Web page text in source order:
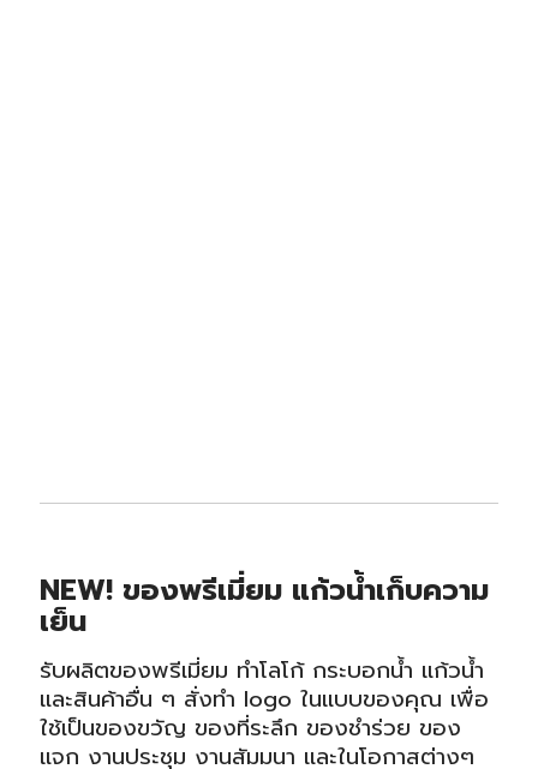
NEW! ของพรีเมี่ยม แก้วน้ำเก็บความ
เย็น
รับผลิตของพรีเมี่ยม ทำโลโก้ กระบอกน้ำ แก้วน้ำ
และสินค้าอื่น ๆ สั่งทำ logo ในแบบของคุณ เพื่อ
ใช้เป็นของขวัญ ของที่ระลึก ของชำร่วย ของ
แจก งานประชุม งานสัมมนา และในโอกาสต่างๆ